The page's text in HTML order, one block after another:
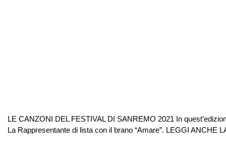
LE CANZONI DEL FESTIVAL DI SANREMO 2021 In
La Rappresentante di lista con il brano “Amare”. LEGGI